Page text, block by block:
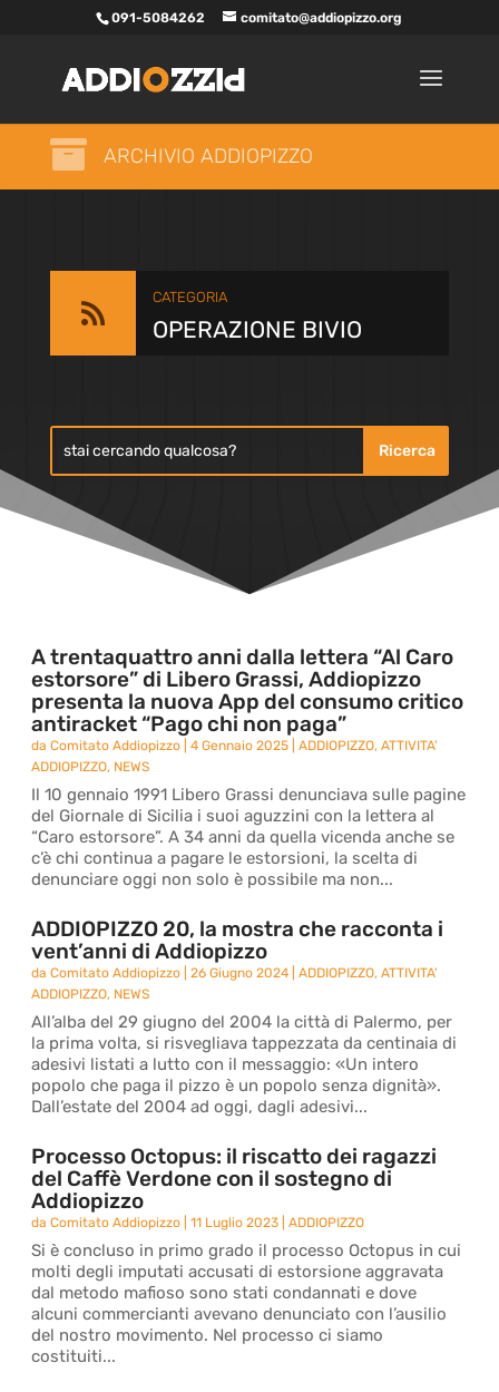
091-5084262 comitato@addiopizzo.org
 ARCHIVIO ADDIOPIZZO

CATEGORIA
OPERAZIONE BIVIO
A trentaquattro anni dalla lettera “Al Caro
estorsore” di Libero Grassi, Addiopizzo
presenta la nuova App del consumo critico
antiracket “Pago chi non paga”
daComitato Addiopizzo |4 Gennaio 2025 |ADDIOPIZZO,ATTIVITA'
ADDIOPIZZO, NEWS
Il 10 gennaio 1991 Libero Grassi denunciava sulle pagine
del Giornale di Sicilia i suoi aguzzini con la lettera al
“Caro estorsore”. A 34 anni da quella vicenda anche se
c’è chi continua a pagare le estorsioni, la scelta di
denunciare oggi non solo è possibile ma non...
ADDIOPIZZO 20, la mostra che racconta i
vent’anni di Addiopizzo
daComitato Addiopizzo |26 Giugno 2024 |ADDIOPIZZO,ATTIVITA'
ADDIOPIZZO, NEWS
All’alba del 29 giugno del 2004 la città di Palermo, per
la prima volta, si risvegliava tappezzata da centinaia di
adesivi listati a lutto con il messaggio: «Un intero
popolo che paga il pizzo è un popolo senza dignità».
Dall’estate del 2004 ad oggi, dagli adesivi...
Processo Octopus: il riscatto dei ragazzi
del Caffè Verdone con il sostegno di
Addiopizzo
daComitato Addiopizzo |11 Luglio 2023 |ADDIOPIZZO
Si è concluso in primo grado il processo Octopus in cui
molti degli imputati accusati di estorsione aggravata
dal metodo mafioso sono stati condannati e dove
alcuni commercianti avevano denunciato con l’ausilio
del nostro movimento. Nel processo ci siamo
costituiti...